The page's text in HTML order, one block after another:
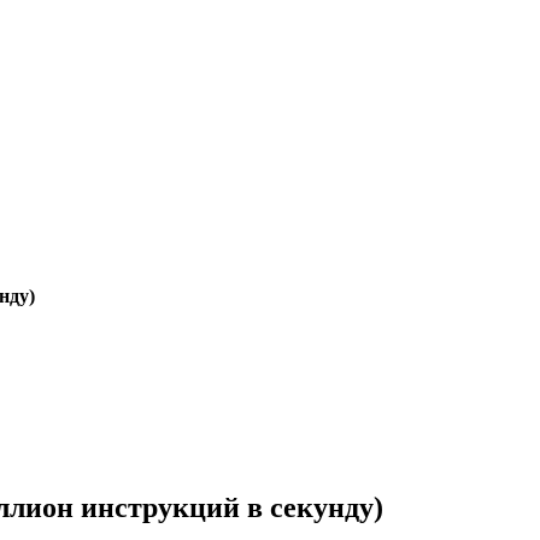
инструкций в секунду)